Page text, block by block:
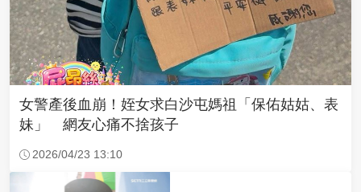
女警產後血崩！姪女求白沙屯媽祖「保佑姑姑、表
妹」 網友心痛不捨孩子
2026/04/23 13:10